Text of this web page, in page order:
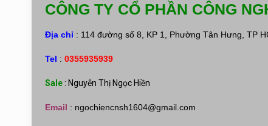
CÔNG TY CỔ PHẦN CÔNG
Địa chỉ : 114 đường số 8, KP 1, Phường Tân Hưng, TP
Tel :0355935939
Sale : Nguyễn Thị Ngọc Hiền
Email : ngochiencnsh1604@gmail.com